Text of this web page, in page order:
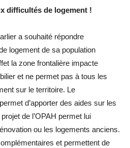
difficultés de logement !
a souhaité répondre
logement de sa population
la zone frontalière impacte
et ne permet pas à tous les
sur le territoire. Le
d’apporter des aides sur les
de l’OPAH permet lui
ou les logements anciens.
et permettent de